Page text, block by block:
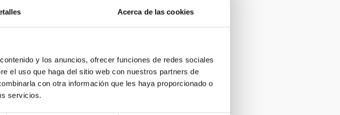
Acerca de las cookies
y los anuncios, ofrecer funciones de redes sociales
el uso que haga del sitio web con nuestros partners de
con otra información que les haya proporcionado o
servicios.
central del
de Astrofísica de
Estrellas", emitirá su